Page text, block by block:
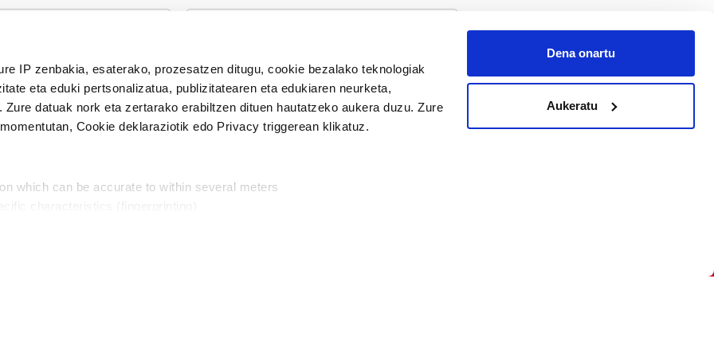
IP zenbakia, esaterako, prozesatzen ditugu, cookie bezalako teknologiak
eta eduki pertsonalizatua, publizitatearen eta edukiaren neurketa,
datuak nork eta zertarako erabiltzen dituen hautatzeko aukera duzu. Zure
Cookie deklaraziotik edo Privacy triggerean klikatuz.
which can be accurate to within several meters
Dena onartu
Aukeratu
Harpidetu
modu librean kontatzea da gure eginkizuna. Horretarako zure ekarpena